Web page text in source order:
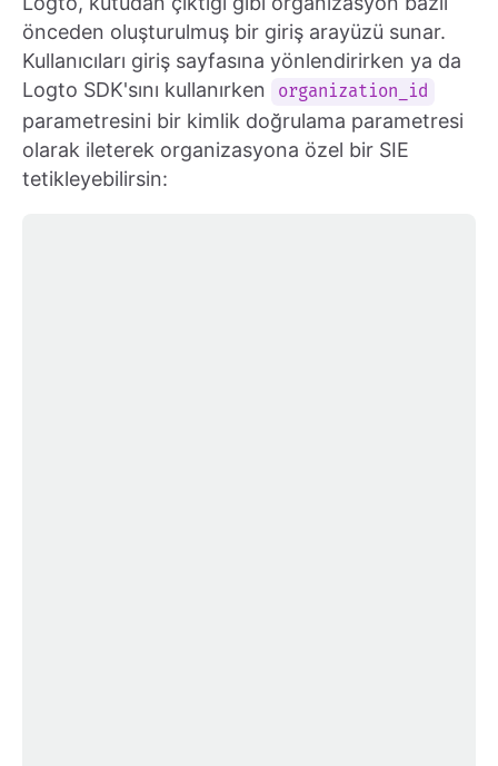
önceden oluşturulmuş bir giriş arayüzü sunar.
Kullanıcıları giriş sayfasına yönlendirirken ya da
Logto SDK'sını kullanırken
organization_id
parametresini bir kimlik doğrulama parametresi
olarak ileterek organizasyona özel bir SIE
tetikleyebilirsin: